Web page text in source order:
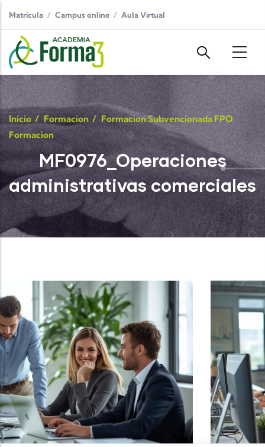
Matrícula Campus online Aula Virtual
Inicio / Formacion / Formacion Subvencionada FPO
Formacion
MF0976_Operaciones
administrativas comerciales